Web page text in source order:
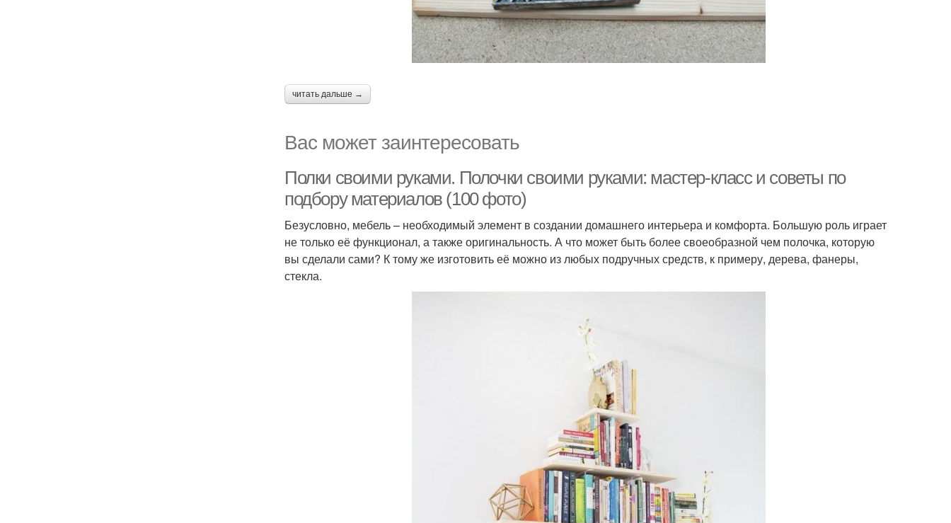
читать дальше →
Вас может заинтересовать
Полки своими руками. Полочки своими руками: мастер-класс и советы по
подбору материалов (100 фото)
Безусловно, мебель – необходимый элемент в создании домашнего интерьера и комфорта. Большую роль играет
не только её функционал, а также оригинальность. А что может быть более своеобразной чем полочка, которую
вы сделали сами? К тому же изготовить её можно из любых подручных средств, к примеру, дерева, фанеры,
стекла.